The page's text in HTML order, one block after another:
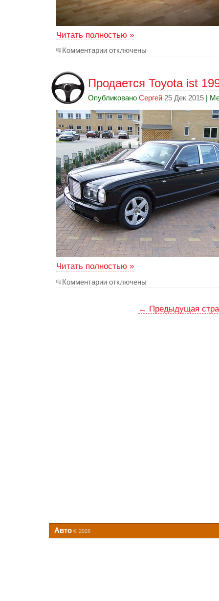
Читать полностью »
Комментарии отключены
Продается Toyota ist
Опубликовано Сергей 25 Дек 2015 |
Читать полностью »
Комментарии отключены
← Предыдущая
Авто © 2026